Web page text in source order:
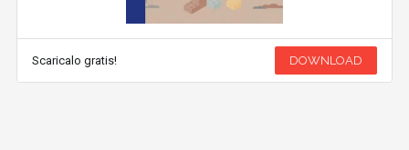
Scaricalo gratis! DOWNLOAD